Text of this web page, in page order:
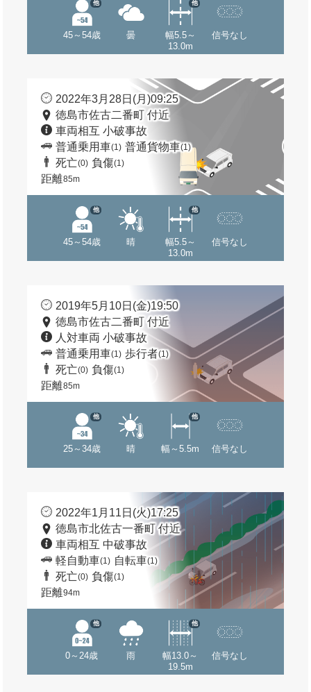
45～54歳
他
曇
幅5.5～
13.0m
他
信号なし
2022年3月28日(月)09:25
徳島市佐古二番町 付近
車両相互 小破事故
普通乗用車(1) 普通貨物車(1)
死亡(0) 負傷(1)
距離85m
45～54歳
他
晴
幅5.5～
13.0m
他
信号なし
2019年5月10日(金)19:50
徳島市佐古二番町 付近
人対車両 小破事故
普通乗用車(1) 歩行者(1)
死亡(0) 負傷(1)
距離85m
25～34歳
他
晴 幅～5.5m
他
信号なし
2022年1月11日(火)17:25
徳島市北佐古一番町 付近
車両相互 中破事故
軽自動車(1) 自転車(1)
死亡(0) 負傷(1)
距離94m
0～24歳
他
雨
幅13.0～
19.5m
他
信号なし